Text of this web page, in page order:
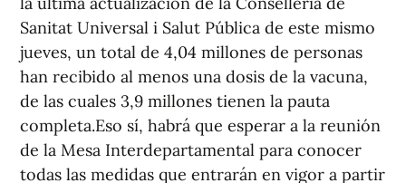
Sanitat Universal i Salut Pública de este mismo
jueves, un total de 4,04 millones de personas
han recibido al menos una dosis de la vacuna,
de las cuales 3,9 millones tienen la pauta
completa.Eso sí, habrá que esperar a la reunión
de la Mesa Interdepartamental para conocer
todas las medidas que entrarán en vigor a partir